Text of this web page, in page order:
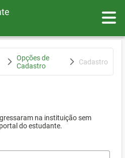
Opções de
Cadastro
Cadastro
na instituição sem
do estudante.